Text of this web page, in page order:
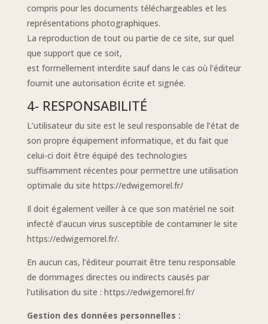
compris pour les documents téléchargeables et les
représentations photographiques.
La reproduction de tout ou partie de ce site, sur quel
que support que ce soit,
est formellement interdite sauf dans le cas où l’éditeur
fournit une autorisation écrite et signée.
4- RESPONSABILITÉ
L’utilisateur du site est le seul responsable de l’état de
son propre équipement informatique, et du fait que
celui-ci doit être équipé des technologies
suffisamment récentes pour permettre une utilisation
optimale du site https://edwigemorel.fr/
Il doit également veiller à ce que son matériel ne soit
infecté d’aucun virus susceptible de contaminer le site
https://edwigemorel.fr/.
En aucun cas, l’éditeur pourrait être tenu responsable
de dommages directes ou indirects causés par
l’utilisation du site : https://edwigemorel.fr/
Gestion des données personnelles :